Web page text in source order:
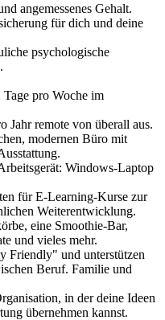
angemessenes Gehalt.
für dich und deine
psychologische
pro Woche im
Jahr remote von überall aus.
modernen Büro mit
Windows-Laptop
für E-Learning-Kurse zur
Weiterentwicklung.
eine Smoothie-Bar,
und vieles mehr.
Friendly" und unterstützen
Beruf. Familie und
in der deine Ideen
übernehmen kannst.